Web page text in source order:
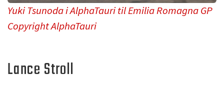
Yuki Tsunoda i AlphaTauri til Emilia Romagna GP
Copyright AlphaTauri
Lance Stroll